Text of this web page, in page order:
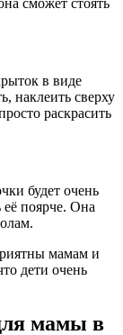
в виде
наклеить сверху
раскрасить
будет очень
её поярче. Она
мамам и
дети очень
мамы в